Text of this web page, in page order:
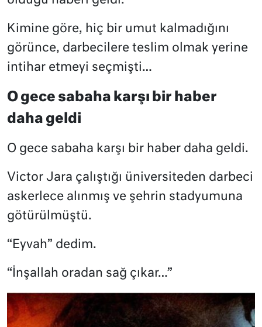
Kimine göre, hiç bir umut kalmadığını
görünce, darbecilere teslim olmak yerine
intihar etmeyi seçmişti…
O gece sabaha karşı bir haber
daha geldi
O gece sabaha karşı bir haber daha geldi.
Victor Jara çalıştığı üniversiteden darbeci
askerlece alınmış ve şehrin stadyumuna
götürülmüştü.
“Eyvah” dedim.
“İnşallah oradan sağ çıkar…”